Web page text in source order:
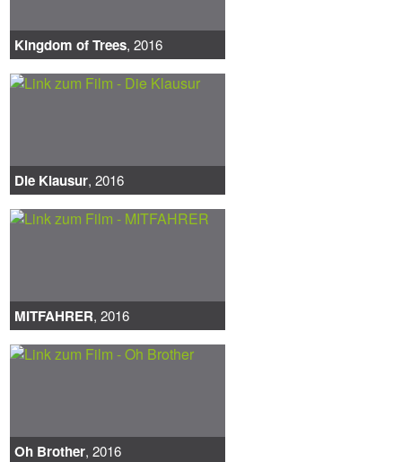
Kingdom of Trees, 2016
Die Klausur, 2016
MITFAHRER, 2016
Oh Brother, 2016